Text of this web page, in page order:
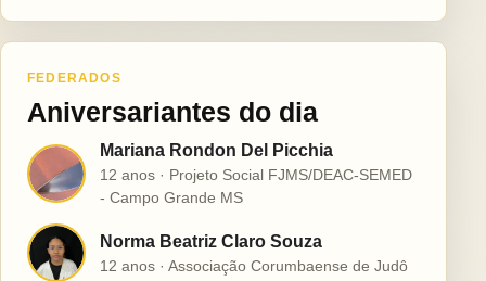
FEDERADOS
Aniversariantes do dia
M
Mariana Rondon Del Picchia
12 anos · Projeto Social FJMS/DEAC-SEMED
- Campo Grande MS
N Norma Beatriz Claro Souza
12 anos · Associação Corumbaense de Judô